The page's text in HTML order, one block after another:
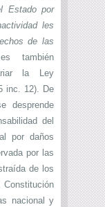
Estado por
les
de las
también
la Ley
inc. 12). De
desprende
del
por daños
por las
de los
nacional y